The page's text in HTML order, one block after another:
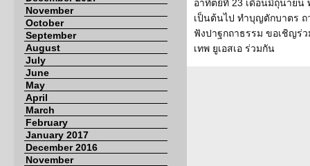
November
October
September
August
July
June
May
April
March
February
January 2017
December 2016
November
อาทิตย์ที่ 23 เดือนมิถุนายน
เป็นต้นไป ทำบุญตักบาตร
ฟังปาฐกถาธรรม ขอเชิญร่
เทพ ยูเอสเอ ร่วมกัน